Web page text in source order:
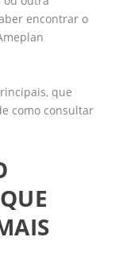
encontrar o
que
como consultar